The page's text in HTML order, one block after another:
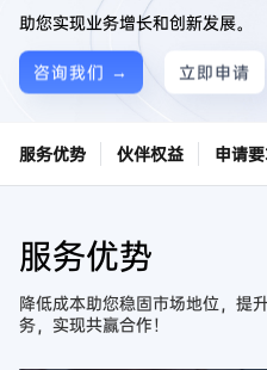
助您实现业务增长和创新发展。
咨询我们 → 立即申请
服务优势 伙伴权益 申请
服务优势
降低成本助您稳固市场地位，提
务，实现共赢合作！